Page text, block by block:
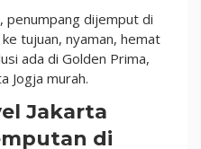
dijemput di
tujuan, nyaman, hemat
ada di Golden Prima,
Jogja murah.
Jakarta
di